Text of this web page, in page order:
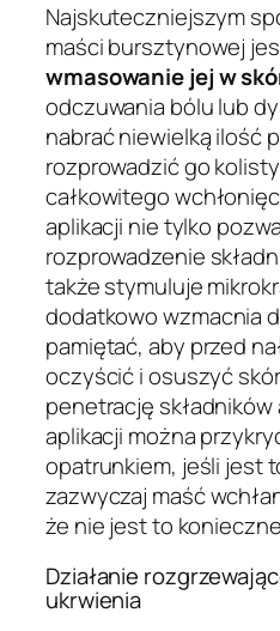
Najskuteczniejszym
maści bursztynowej
wmasowanie jej w
odczuwania bólu lub
nabrać niewielką ilość
rozprowadzić go
całkowitego
aplikacji nie tylko
rozprowadzenie
także stymuluje
dodatkowo wzmacnia
pamiętać, aby przed
oczyścić i osuszyć
penetrację
aplikacji można
opatrunkiem, jeśli jest
zazwyczaj maść
że nie jest to
Działanie
ukrwienia